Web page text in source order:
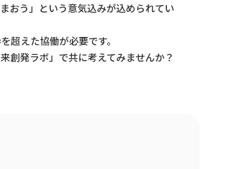
おう」という意気込みが込められてい
超えた協働が必要です。
創発ラボ」で共に考えてみませんか？